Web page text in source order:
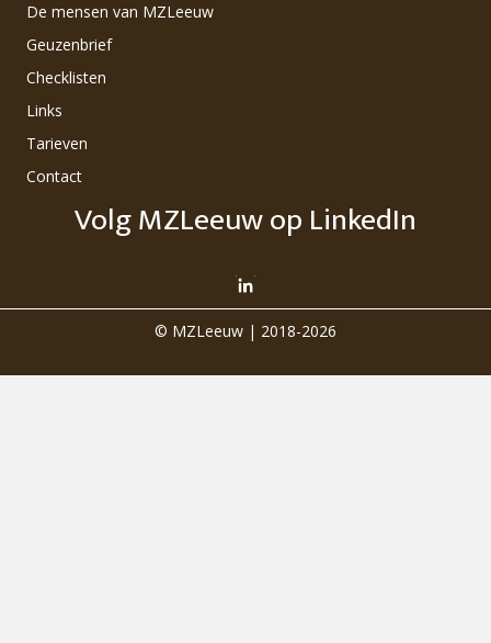
De mensen van MZLeeuw
Geuzenbrief
Checklisten
Links
Tarieven
Contact
Volg MZLeeuw op LinkedIn
© MZLeeuw | 2018-2026